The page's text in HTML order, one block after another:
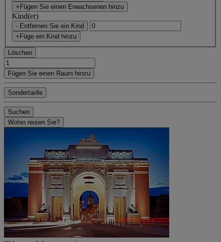
+Fügen Sie einen Erwachsenen hinzu
Kind(er)
- Entfernen Sie ein Kind
+Füge ein Kind hinzu
Löschen
Fügen Sie einen Raum hinzu
Sondertarife
Suchen
Wohin reisen Sie?